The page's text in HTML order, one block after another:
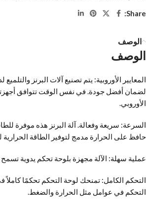
Share:
الوصف
الوصف
المعايير الأوروبية: يتم تصنيع آلات البرنز
لضمان أفضل جودة. في نفس الوقت تتوافق أجهزتنا
الأوروبي.
السرعة: سريعة وفعالة. آلة البرنز هذه موفرة
حافظ على الحرارة مدمج لتوفير الطاقة الحرارية
عملية سهلة: الآلة مجهزة بلوحة تحكم يدوية
التحكم الكامل: تمنحك لوحة التحكم تحكمًا كاملاً
التحكم في عوامل مثل الحرارة والضغط.